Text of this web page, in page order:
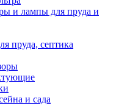
и лампы для пруда и
пруда, септика
и сада